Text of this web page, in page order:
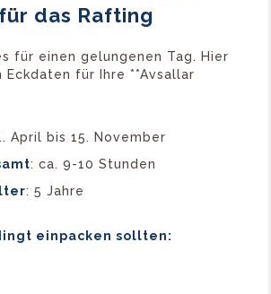
das Rafting
für einen gelungenen Tag. Hier
für Ihre **Avsallar
April bis 15. November
: ca. 9-10 Stunden
: 5 Jahre
einpacken sollten: